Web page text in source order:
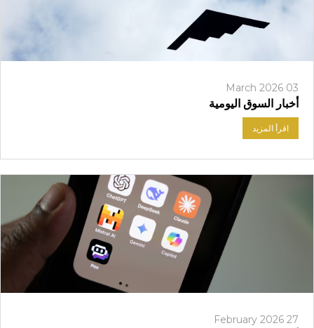
تسجيل الدخول إلى منصات على الانترنت
WEBTRADER 5
سجل الدخول إلى منطقة العملاء
03 March 2026
أخبار السوق اليومية
اقرأ المزيد
27 February 2026